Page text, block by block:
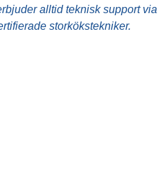
alltid teknisk support via
storkökstekniker.